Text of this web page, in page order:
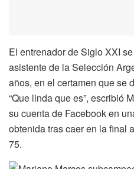
El entrenador de Siglo XXI
asistente de la Selección
años, en el certamen que se
“Que linda que es”, escribió
su cuenta de Facebook en
obtenida tras caer en la final
75.